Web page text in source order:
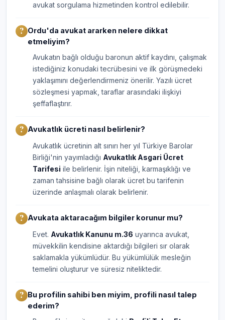
avukat sorgulama hizmetinden kontrol edilebilir.
Ordu'da avukat ararken nelere dikkat
etmeliyim?
Avukatın bağlı olduğu baronun aktif kaydını, çalışmak
istediğiniz konudaki tecrübesini ve ilk görüşmedeki
yaklaşımını değerlendirmeniz önerilir. Yazılı ücret
sözleşmesi yapmak, taraflar arasındaki ilişkiyi
şeffaflaştırır.
Avukatlık ücreti nasıl belirlenir?
Avukatlık ücretinin alt sınırı her yıl Türkiye Barolar
Birliği'nin yayımladığı Avukatlık Asgari Ücret
Tarifesi ile belirlenir. İşin niteliği, karmaşıklığı ve
zaman tahsisine bağlı olarak ücret bu tarifenin
üzerinde anlaşmalı olarak belirlenir.
Avukata aktaracağım bilgiler korunur mu?
Evet. Avukatlık Kanunu m.36 uyarınca avukat,
müvekkilin kendisine aktardığı bilgileri sır olarak
saklamakla yükümlüdür. Bu yükümlülük mesleğin
temelini oluşturur ve süresiz niteliktedir.
Bu profilin sahibi ben miyim, profili nasıl talep
ederim?